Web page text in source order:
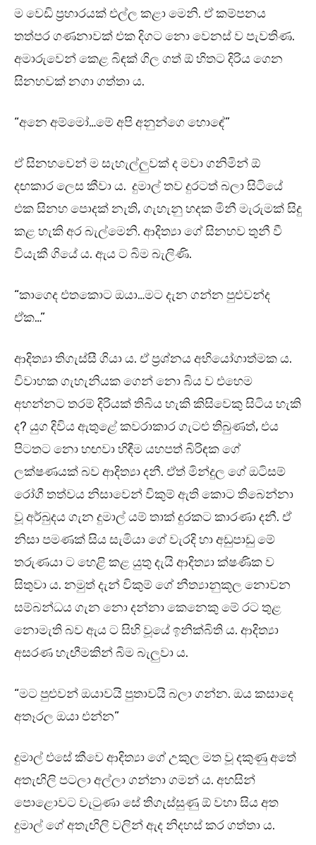
ම වෙඩි ප්‍රහාරයක් එල්ල කළා මෙනි. ඒ කම්පනය
තත්පර ගණනාවක් එක දිගට නො වෙනස් ව පැවතිණ.
අමාරුවෙන් කෙළ බිඳක් ගිල ගත් ඕ හිතට දිරිය ගෙන
සිනහවක් නගා ගත්තා ය.
“අනෙ අම්මෝ…මේ අපි අනුන්ගෙ හොඳේ”
ඒ සිනහවෙන් ම සැහැල්ලුවක් ද මවා ගනිමින් ඕ
දඟකාර ලෙස කීවා ය. දුමාල් තව දුරටත් බලා සිටියේ
එක සිනහ පොදක් නැති, ගැහැනු හදක මිනී මැරුමක් සිදු
කළ හැකි අර බැල්මෙනි. ආදිත්‍යා ගේ සිනහව තුනී වී
වියැකී ගියේ ය. ඇය ට බිම බැලිණි.
“කාගෙද එතකොට ඔයා…මට දැන ගන්න පුළුවන්ද
ඒක…”
ආදිත්‍යා තිගැස්සී ගියා ය. ඒ ප්‍රශ්නය අභියෝගාත්මක ය.
විවාහක ගැහැනියක ගෙන් නො බිය ව එහෙම
අහන්නට තරම් දිරියක් තිබිය හැකි කිසිවෙකු සිටිය හැකි
ද? යුග දිවිය ඇතුළේ කවරාකාර ගැටළු තිබුණත්, එය
පිටතට නො හඟවා හිඳීම යහපත් බිරිඳක ගේ
ලක්ෂණයක් බව ආදිත්‍යා දනී. ඒත් මින්දුල ගේ ඔටිසම්
රෝගී තත්වය නිසාවෙන් විකුම් ඇති කොට තිබෙන්නා
වූ අර්බුදය ගැන දුමාල් යම් තාක් දුරකට කාරණා දනී. ඒ
නිසා පමණක් සිය සැමියා ගේ වැරදි හා අඩුපාඩු මේ
තරුණයා ට හෙළි කළ යුතු දැයි ආදිත්‍යා ක්ෂණික ව
සිතුවා ය. නමුත් දැන් විකුම් ගේ නීත්‍යානුකූල නොවන
සම්බන්ධය ගැන නො දන්නා කෙනෙකු මේ රට තුළ
නොමැති බව ඇය ට සිහි වූයේ ඉනික්බිති ය. ආදිත්‍යා
අසරණ හැඟීමකින් බිම බැලුවා ය.
“මට පුළුවන් ඔයාවයි පුතාවයි බලා ගන්න. ඔය කසාදෙ
අතෑරල ඔයා එන්න”
දුමාල් එසේ කීවෙ ආදිත්‍යා ගේ උකුල මත වූ දකුණු අතේ
අතැඟිලි පටලා අල්ලා ගන්නා ගමන් ය. අහසින්
පොළොවට වැටුණා සේ තිගැස්සුණු ඕ වහා සිය අත
දුමාල් ගේ අතැඟිලි වලින් ඇද නිදහස් කර ගත්තා ය.